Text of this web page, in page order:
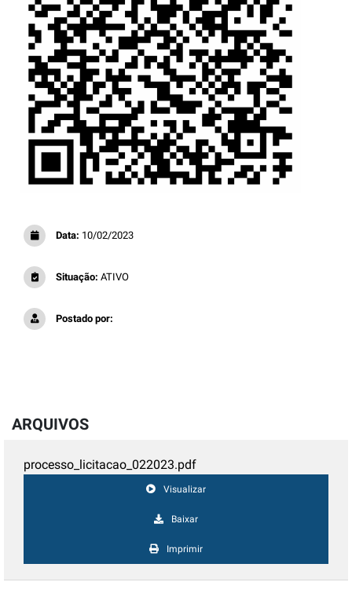
Data: 10/02/2023
Situação: ATIVO
Postado por:
ARQUIVOS
processo_licitacao_022023.pdf
Visualizar
Baixar
Imprimir